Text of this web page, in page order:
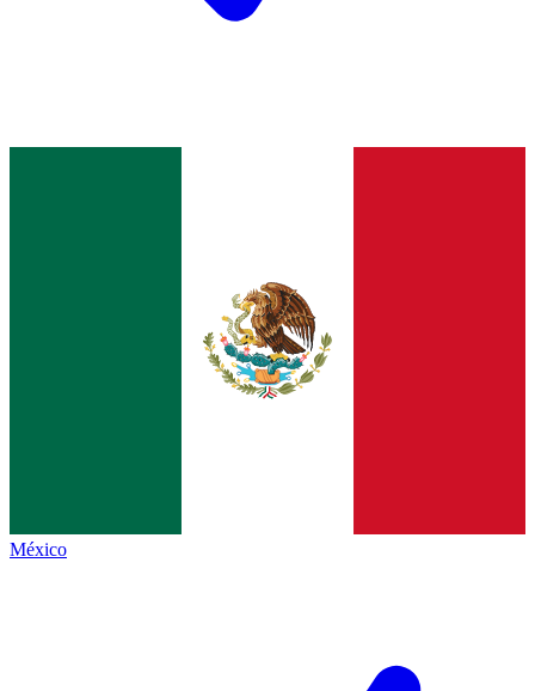
México